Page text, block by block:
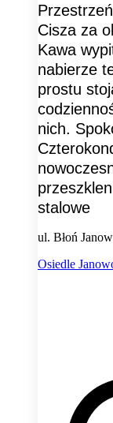
Cisza za
Kawa
nabierze
prostu
nich.
stalowe
ul. Błoń
Osiedle